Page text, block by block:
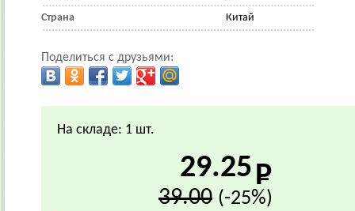
Страна Китай
Поделиться с друзьями:
На складе: 1 шт.
29.25
39.00 (-25%)